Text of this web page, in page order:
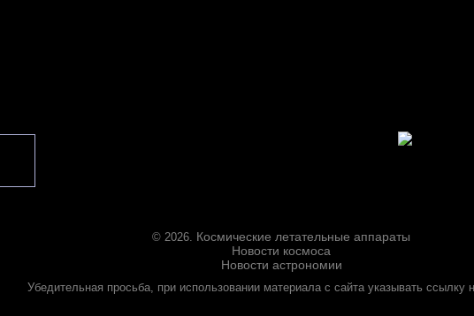
© 2026. Космические летательные аппараты
Новости космоса
Новости астрономии
Убедительная просьба, при использовании материала с сайта указывать ссылку